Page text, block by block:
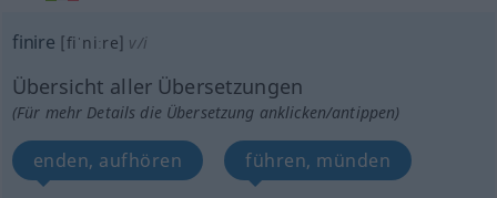
finire [fiˈniːre] v/i
Übersicht aller Übersetzungen
(Für mehr Details die Übersetzung anklicken/antippen)
enden, aufhören führen, münden